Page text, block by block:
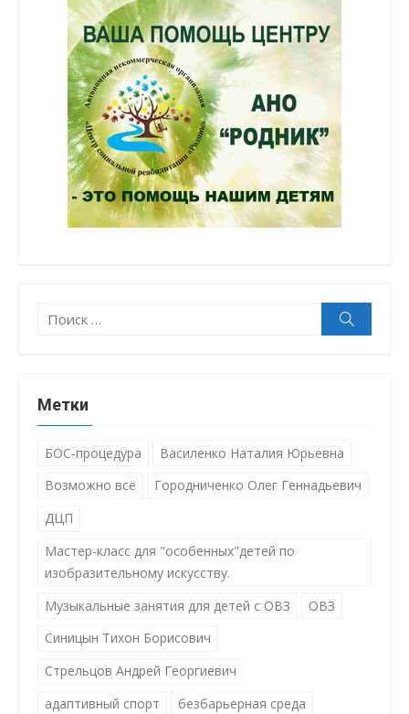
Поиск:
Метки
БОС-процедура
Василенко Наталия Юрьевна
Возможно всё
Городниченко Олег Геннадьевич
ДЦП
Мастер-класс для "особенных"детей по
изобразительному искусству.
Музыкальные занятия для детей с ОВЗ
ОВЗ
Синицын Тихон Борисович
Стрельцов Андрей Георгиевич
адаптивный спорт
безбарьерная среда